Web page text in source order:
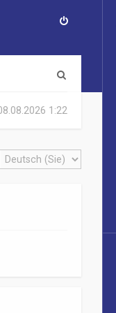
c
e
1:22